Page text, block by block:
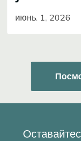
июнь. 1, 2026